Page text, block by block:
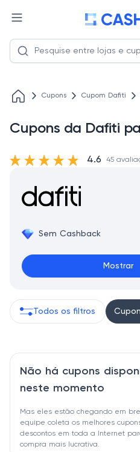
Cupons Cupom Dafiti
Cupons da Dafiti
Sem Cashback
Mostrar
4.6 45
Todos os filtros
Não há cupons
neste momento
Mas eles estão chegando em
equipe coleta os melhores
descontos em toda a Internet
compra mais lucrativa.